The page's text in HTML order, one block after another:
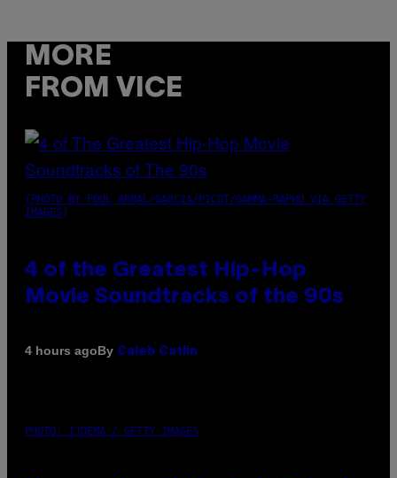
MORE
FROM VICE
(PHOTO BY POOL ARNAL/GARCIA/PICOT/GAMMA-RAPHO VIA GETTY
IMAGES)
4 of the Greatest Hip-Hop
Movie Soundtracks of the 90s
4 hours agoBy Caleb Catlin
PHOTO: IJDEMA / GETTY IMAGES